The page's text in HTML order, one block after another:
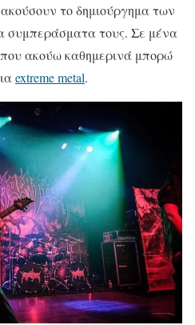
ακούσουν το δημιούργημα των
συμπεράσματα τους. Σε μένα
που ακούω καθημερινά μπορώ
extreme metal.